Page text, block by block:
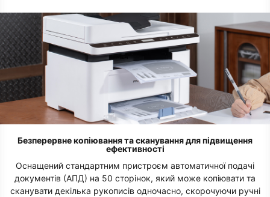
Безперервне копіювання та сканування для підвищення
ефективності
Оснащений стандартним пристроєм автоматичної подачі
документів (АПД) на 50 сторінок, який може копіювати та
сканувати декілька рукописів одночасно, скорочуючи ручні